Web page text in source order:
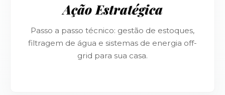
Ação Estratégica
Passo a passo técnico: gestão de estoques,
filtragem de água e sistemas de energia off-
grid para sua casa.